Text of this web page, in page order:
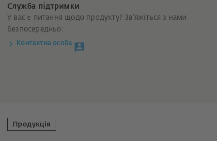
Служба підтримки
У вас є питання щодо продукту? Зв’яжіться з нами
безпосередньо:
Контактна особа
Продукція